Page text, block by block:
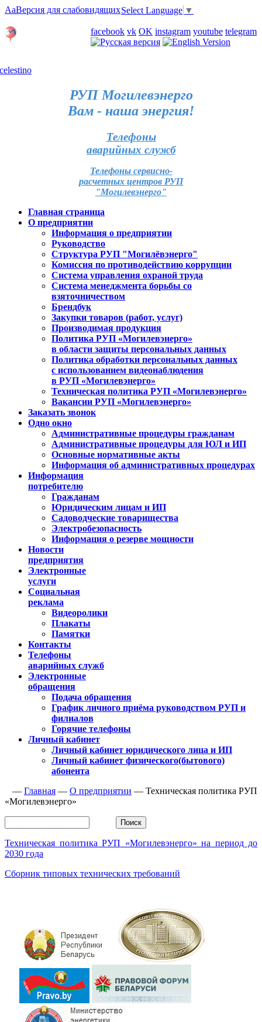
AaВерсия для слабовидящихSelect Language ▼
facebook vk OK instagram youtube telegram
РУП Могилевэнерго
Вам - наша энергия!
Телефоны
аварийных служб
Телефоны сервисно-
расчетных центров РУП
"Могилевэнерго"
Главная страница
О предприятии
Информация о предприятии
Руководство
Структура РУП "Могилёвэнерго"
Комиссия по противодействию коррупции
Система управления охраной труда
Система менеджмента борьбы со
взяточничеством
Брендбук
Закупки товаров (работ, услуг)
Производимая продукция
Политика РУП «Могилевэнерго»
в области защиты персональных данных
Политика обработки персональных данных
с использованием видеонаблюдения
в РУП «Могилевэнерго»
Техническая политика РУП «Могилевэнерго»
Вакансии РУП «Могилевэнерго»
Заказать звонок
Одно окно
Административные процедуры гражданам
Административные процедуры для ЮЛ и ИП
Основные нормативные акты
Информация об административных процедурах
Информация
потребителю
Гражданам
Юридическим лицам и ИП
Садоводческие товарищества
Электробезопасность
Информация о резерве мощности
Новости
предприятия
Электронные
услуги
Социальная
реклама
Видеоролики
Плакаты
Памятки
Контакты
Телефоны
аварийных служб
Электронные
обращения
Подача обращения
График личного приёма руководством РУП и
филиалов
Горячие телефоны
Личный кабинет
Личный кабинет юридического лица и ИП
Личный кабинет физического(бытового)
абонента
— Главная — О предприятии — Техническая политика РУП
«Могилевэнерго»
Техническая политика РУП «Могилевэнерго» на период до
2030 года
Сборник типовых технических требований